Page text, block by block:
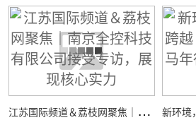
江
苏国际频道＆荔枝网聚焦｜南京全控科技有限公司接受专访，展现核心实力